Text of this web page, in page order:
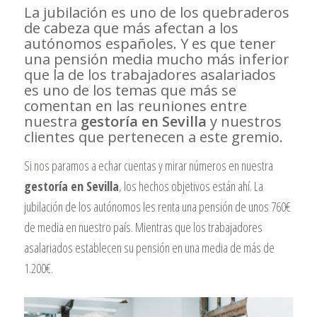
La jubilación es uno de los quebraderos
de cabeza que más afectan a los
autónomos españoles. Y es que tener
una pensión media mucho más inferior
que la de los trabajadores asalariados
es uno de los temas que más se
comentan en las reuniones entre
nuestra gestoría en Sevilla y nuestros
clientes que pertenecen a este gremio.
Si nos paramos a echar cuentas y mirar números en nuestra
gestoría en Sevilla, los hechos objetivos están ahí. La
jubilación de los autónomos les renta una pensión de unos 760€
de media en nuestro país. Mientras que los trabajadores
asalariados establecen su pensión en una media de más de
1.200€.